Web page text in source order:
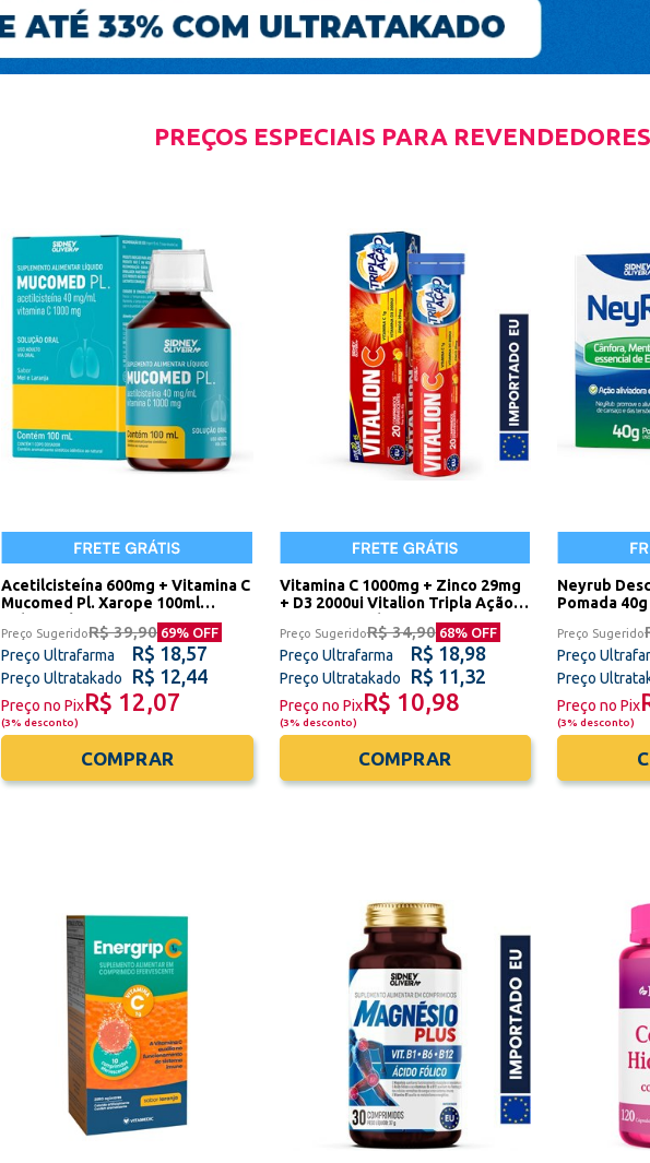
PREÇOS ESPECIAIS PARA
Acetilcisteína 600mg + Vitamina C
Mucomed Pl. Xarope 100ml
Preço SugeridoR$ 39,90 69% OFF
Preço Ultrafarma R$ 18,57
Preço Ultratakado R$ 12,44
Preço no PixR$ 12,07
(3% desconto)
COMPRAR
Vitamina C 1000mg + Zinco 29mg
+ D3 2000ui Vitalion Tripla Ação
20 Comprimidos Efervescentes
União Europeia Sidney Oliveira
Preço SugeridoR$ 34,90 68% OFF
Preço Ultrafarma R$ 18,98
Preço Ultratakado R$ 11,32
Preço no PixR$ 10,98
(3% desconto)
COMPRAR
Neyrub
Pomada
Preço Sugerido
Preço
Preço
Preço no Pix
(3% desconto)